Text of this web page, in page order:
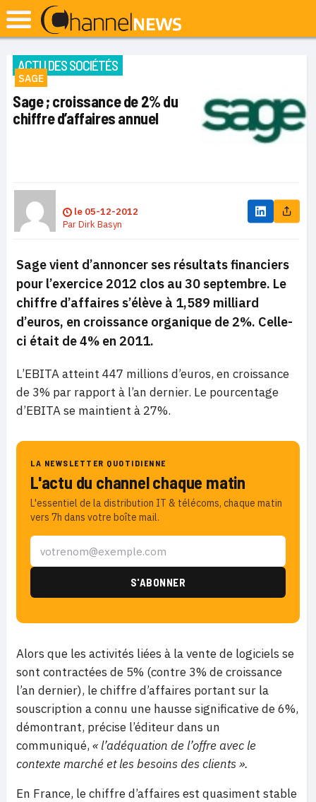
ACTU DES SOCIÉTÉS
SAGE
Sage ; croissance de 2% du
chiffre d’affaires annuel
le 05-12-2012
ParDirk Basyn
Sage vient d’annoncer ses résultats financiers
pour l’exercice 2012 clos au 30 septembre. Le
chiffre d’affaires s’élève à 1,589 milliard
d’euros, en croissance organique de 2%. Celle-
ci était de 4% en 2011.
L’EBITA atteint 447 millions d’euros, en croissance
de 3% par rapport à l’an dernier. Le pourcentage
d’EBITA se maintient à 27%.
LA NEWSLETTER QUOTIDIENNE
L'actu du channel chaque matin
L'essentiel de la distribution IT & télécoms, chaque matin
vers 7h dans votre boîte mail.
Alors que les activités liées à la vente de logiciels se
sont contractées de 5% (contre 3% de croissance
l’an dernier), le chiffre d’affaires portant sur la
souscription a connu une hausse significative de 6%,
démontrant, précise l’éditeur dans un
communiqué, « l’adéquation de l’offre avec le
contexte marché et les besoins des clients ».
En France, le chiffre d’affaires est quasiment stable